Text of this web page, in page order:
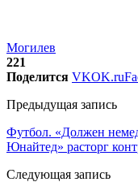
Могилев
221
Поделится VKOK.ru
Предыдущая запись
Футбол. «Должен
Юнайтед» расторг
Следующая запись